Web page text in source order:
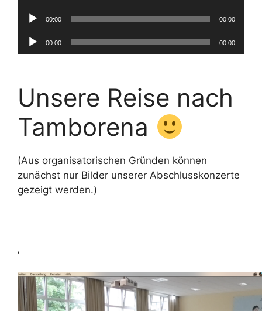
Audio- 00:00 00:00
Audio-
Player
00:00 00:00
Unsere Reise nach
Tamborena
(Aus organisatorischen Gründen können
zunächst nur Bilder unserer Abschlusskonzerte
gezeigt werden.)
‚